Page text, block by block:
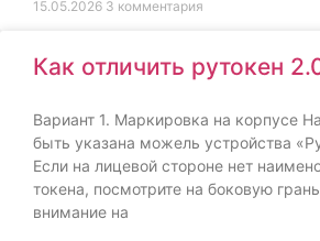
15.05.2026 3 комментария
Как отличить рутокен
Вариант 1. Маркировка на корпусе
быть указана можель устройства
Если на лицевой стороне нет
токена, посмотрите на боковую
внимание на